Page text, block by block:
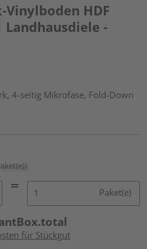
Vinylboden HDF
Landhausdiele -
4-seitig Mikrofase, Fold-Down
Paket(e)
für Stückgut